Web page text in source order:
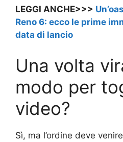
LEGGI ANCHE>>>
Reno 6: ecco le prime
data di lancio
Una volta
modo per
video?
Sì, ma l’ordine deve